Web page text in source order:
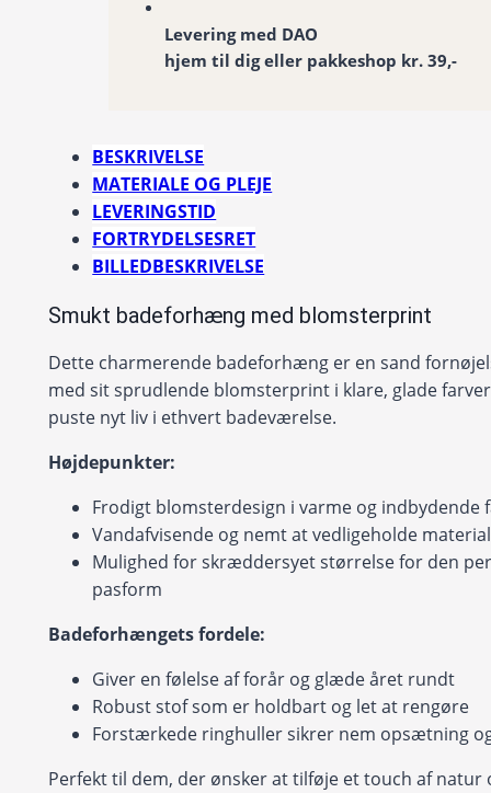
Levering med DAO
hjem til dig eller pakkeshop kr. 39,-
BESKRIVELSE
MATERIALE OG PLEJE
LEVERINGSTID
FORTRYDELSESRET
BILLEDBESKRIVELSE
Smukt badeforhæng med blomsterprint
Dette charmerende badeforhæng er en sand
med sit sprudlende blomsterprint i klare, glade
puste nyt liv i ethvert badeværelse.
Højdepunkter:
Frodigt blomsterdesign i varme og indbydende
Vandafvisende og nemt at vedligeholde
Mulighed for skræddersyet størrelse for den
pasform
Badeforhængets fordele:
Giver en følelse af forår og glæde året rundt
Robust stof som er holdbart og let at rengøre
Forstærkede ringhuller sikrer nem opsætning
Perfekt til dem, der ønsker at tilføje et touch af natur